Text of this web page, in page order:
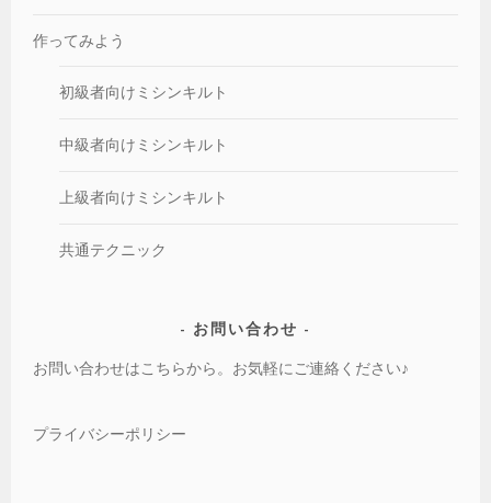
作ってみよう
初級者向けミシンキルト
中級者向けミシンキルト
上級者向けミシンキルト
共通テクニック
お問い合わせ
お問い合わせはこちらから。お気軽にご連絡ください♪
プライバシーポリシー